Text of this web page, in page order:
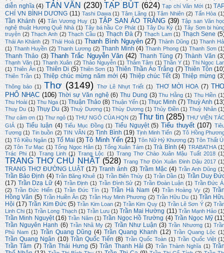
diễn nghĩa (4) TẢN VĂN (230) TẠP BÚT (624) Tạp chí Văn Mới (1)
CHÍ VN BÌNH DƯƠNG (11) Tashi Dawa (1) Tâm Lãng (1) Tâm Nhiên (2) Tấn Hòa
Tần Khánh (4) Tân Vương Huy (1) TẬP SAN ÁO TRẮNG (39) Tập san Văn
nghệ thuật Hương Quê Nhà (1) Tây bá hầu Cơ Phát (1) Tây Du Ký (1) Tây Sơn bi
truyện (2) Thạch Anh (2) Thạch Cầu (1) Thạch Đà (7) Thạch Lam (1) Thạch Sene
Thái An Khánh (2) Thái Hoà (1) Thanh Bình Nguyên (27) Thành Dũng (1) Thanh
(1) Thanh Huyền (2) Thanh Lương (2) Thanh Minh (4) Thanh Phong (1) Thanh Sơn
Thanh Thảo (3) Thanh Trắc Nguyễn Văn (42) Thanh Tùng (7) Thành Văn
Thạnh Văn (1) Thanh Xuân (2) Thảo Nguyễn (1) Thâm Tâm (1) Thần Y (1) Thi Ngọc
(1) Thiên Ân (1) Thiên Di (5) Thiên Sơn (1) Thiên Thần Áo Trắng (7) Thiên Tôn
Thiên Trần (1) Thiệp chúc mừng năm mới (4) Thiệp chúc Tết (3) Thiệp mừng
Thông báo (1) Thơ (3149) Thơ Lê Nhựt Triết (1) THƠ MỜI HOẠ (7)
PHỔ NHẠC (106) Thời sự Văn nghệ (6) Thu Dung (3) Thu Hằng (1) Thu Hiền
Thu Hoài (1) Thu Nga (1) Thuận Thảo (8) Thuận Yến (1) Thục Minh (7) Thuỳ Anh
Thuỵ Du (1) Thụy Du (3) Thuỳ Dương (1) Thùy Dương (1) Thủy Điền (1) Thuỳ Nhân
Thư cảm ơn (1) Thư ngỏ (1) THƯ NGỎ CỦA HQN (2) Thư tin (285) THƯ VIỆN
GIẢ (1) Tiểu luận (4) Tiểu Mục Đồng (1) Tiểu Nguyệt (5) Tiểu thuyết (107)
Tương (1) Tin buồn (2) TIN VĂN (2) Tịnh Bình (19) Tịnh Minh Tiến (2) Tô Hồng
(1) Tô Kiều Ngân (1) Tố Mai (3) Tô Minh Yến (21) Tôn Nữ Hỷ Khương (2) Tôn Thất
(2) Tôn Tư Mạc (1) Tống Ngọc Hân (1) Tống Xuân Tám (1) Trà Bình (4) TRABATHA
Trác Phi (1) Trang Linh (1) Trang Lộc (1) Trang Thơ Chào Xuân Mậu Tuất 2018
TRANG THƠ CHỦ NHẬT (528) Trang Thơ Đón Xuân Đinh Dậu 2017
TRANG THƠ ĐƯỜNG LUẬT (17) Tranh ảnh (3) Trầm Mặc (4) Trần Anh Dũng
Trần Bảo Định (4) Trần Băng Khuê (1) Trần Biên Thùy (1) Trần Dần (1) Trần Duy
(17) Trần Dzạ Lữ (4) Trần Định (1) Trần Đình Sử (2) Trần Đoàn Luận (1) Trần Đức
(2) Trần Đức Hiển (1) Trần Đức Tín (1) Trần Hà Nam (4) Trần Hoàng Vy (2)
Hồng Vân (5) Trần Huiền Ân (2) Trần Huy Minh Phương (2) Trần Hữu Du (1) Trần
Hội (17) Trần Kim Đức (5) Trần Kim Loan (2) Trần Kim Quy (1) Trần Lê Sơn Ý (2)
Linh Chi (1) Trần Long Thạch (1) Trần Lưu (1) Trần Mai Hường (11) Trần Mạnh Hảo
Trần Minh Nguyệt (16) Trần Năm (1) Trần Ngọc Hồ Trường (4) Trần Ngọc Mỹ
Trần Nguyên Hạnh (6) Trần Nhã My (2) Trần Như Luận (3) Trần Nhương (1)
Phù Nam (1) Trần Quang Dũng (4) Trần Quang Khanh (12) Trần Quang Lộc
Trần Quang Ngân (10) Trần Quốc Tiến (8) Trần Quốc Toàn (1) Trần Quốc Việt
Trần Tâm (7) Trần Thái Hưng (5) Trần Thanh Hải (3) Trần Thành Nghĩa (1)